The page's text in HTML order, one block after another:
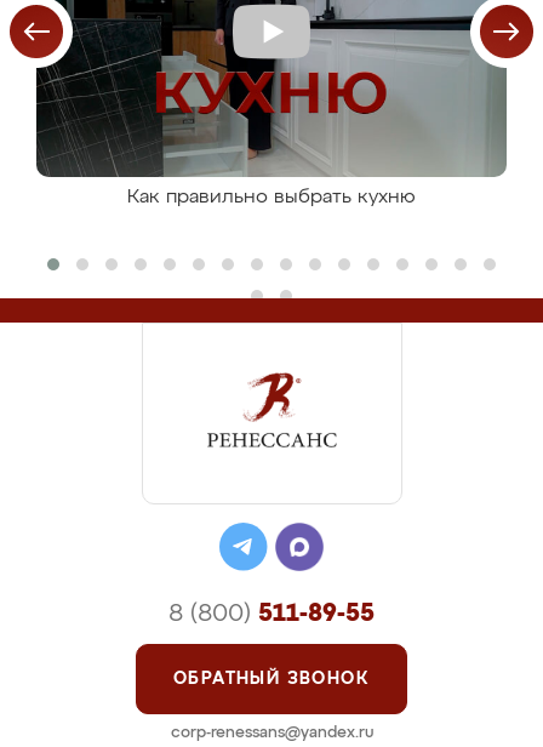
Как правильно выбрать кухню
8 (800) 511-89-55
ОБРАТНЫЙ ЗВОНОК
corp-renessans@yandex.ru